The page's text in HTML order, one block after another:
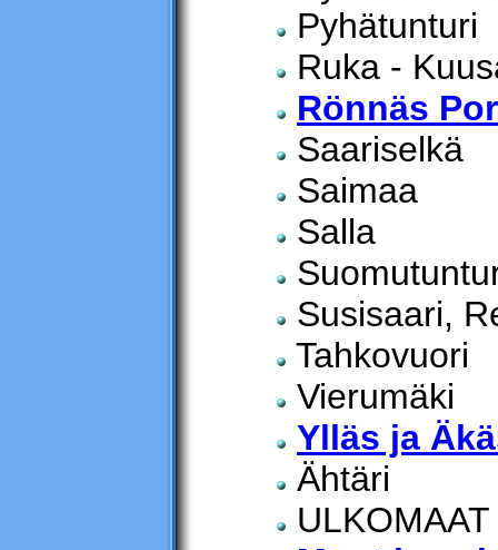
Pyhätunturi
Ruka -
Rönnäs
Saariselkä
Saimaa
Salla
Susisaari,
Tahkovuori
Vierumäki
Ylläs ja
Ähtäri
ULKOMAAT